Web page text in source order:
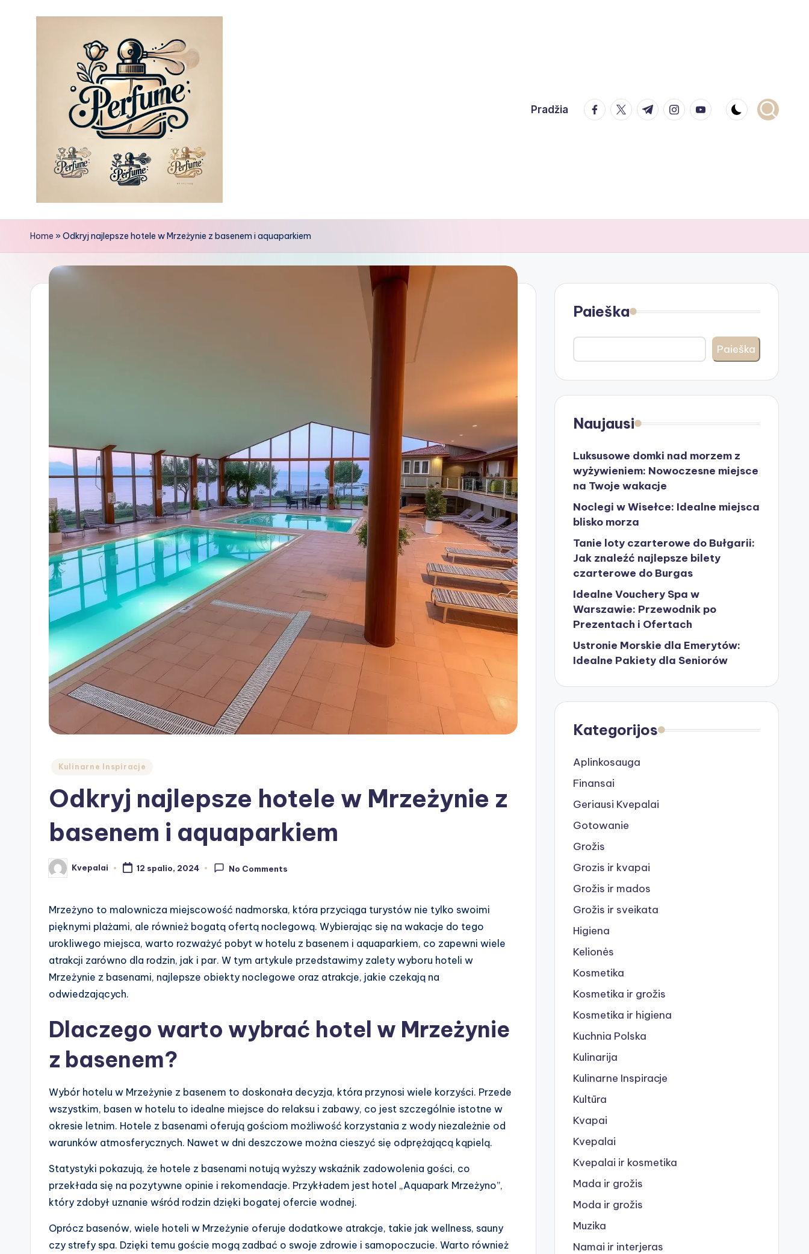
Pradžia facebook.com
twitter.com
t.me instagram.com
youtube.com
Home »Odkryj najlepsze hotele w Mrzeżynie z basenem i aquaparkiem
Posted
Kulinarne Inspiracje
Odkryj najlepsze hotele w Mrzeżynie z
basenem i aquaparkiem
Posted
by
Kvepalai 12 spalio, 2024 No Comments
Mrzeżyno to malownicza miejscowość nadmorska, która przyciąga turystów nie tylko swoimi
pięknymi plażami, ale również bogatą ofertą noclegową. Wybierając się na wakacje do tego
urokliwego miejsca, warto rozważyć pobyt w hotelu z basenem i aquaparkiem, co zapewni wiele
atrakcji zarówno dla rodzin, jak i par. W tym artykule przedstawimy zalety wyboru hoteli w
Mrzeżynie z basenami, najlepsze obiekty noclegowe oraz atrakcje, jakie czekają na
odwiedzających.
Dlaczego warto wybrać hotel w Mrzeżynie
z basenem?
Wybór hotelu w Mrzeżynie z basenem to doskonała decyzja, która przynosi wiele korzyści. Przede
wszystkim, basen w hotelu to idealne miejsce do relaksu i zabawy, co jest szczególnie istotne w
okresie letnim. Hotele z basenami oferują gościom możliwość korzystania z wody niezależnie od
warunków atmosferycznych. Nawet w dni deszczowe można cieszyć się odprężającą kąpielą.
Statystyki pokazują, że hotele z basenami notują wyższy wskaźnik zadowolenia gości, co
przekłada się na pozytywne opinie i rekomendacje. Przykładem jest hotel „Aquapark Mrzeżyno”,
który zdobył uznanie wśród rodzin dzięki bogatej ofercie wodnej.
Oprócz basenów, wiele hoteli w Mrzeżynie oferuje dodatkowe atrakcje, takie jak wellness, sauny
czy strefy spa. Dzięki temu goście mogą zadbać o swoje zdrowie i samopoczucie. Warto również
Paieška
Paieška
Naujausi
Luksusowe domki nad morzem z
wyżywieniem: Nowoczesne miejsce
na Twoje wakacje
Noclegi w Wisełce: Idealne miejsca
blisko morza
Tanie loty czarterowe do Bułgarii:
Jak znaleźć najlepsze bilety
czarterowe do Burgas
Idealne Vouchery Spa w
Warszawie: Przewodnik po
Prezentach i Ofertach
Ustronie Morskie dla Emerytów:
Idealne Pakiety dla Seniorów
Kategorijos
Aplinkosauga
Finansai
Geriausi Kvepalai
Gotowanie
Grožis
Grozis ir kvapai
Grožis ir mados
Grožis ir sveikata
Higiena
Kelionės
Kosmetika
Kosmetika ir grožis
Kosmetika ir higiena
Kuchnia Polska
Kulinarija
Kulinarne Inspiracje
Kultūra
Kvapai
Kvepalai
Kvepalai ir kosmetika
Mada ir grožis
Moda ir grožis
Muzika
Namai ir interjeras